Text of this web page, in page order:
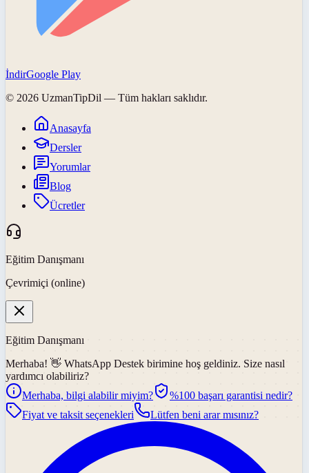
İndirGoogle Play
© 2026 UzmanTipDil — Tüm hakları saklıdır.
Anasayfa
Dersler
Yorumlar
Blog
Ücretler
Eğitim Danışmanı
Çevrimiçi (online)
Eğitim Danışmanı
Merhaba! 👋 WhatsApp Destek birimine hoş geldiniz. Size nasıl
yardımcı olabiliriz?
Merhaba, bilgi alabilir miyim?
%100 başarı garantisi nedir?
Fiyat ve taksit seçenekleri
Lütfen beni arar mısınız?